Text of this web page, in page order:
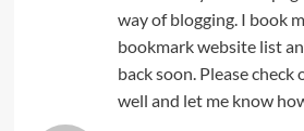
way of blogging. I book
bookmark website list
back soon. Please check
well and let me know